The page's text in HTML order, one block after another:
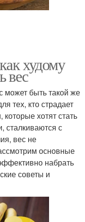
худому
вес
может быть такой же
тех, кто страдает
хотят стать
сталкиваются с
вес не
основные
набрать
советы и